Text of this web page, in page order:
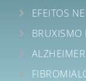
EFEITOS
BRUXISMO
ALZHEIMER